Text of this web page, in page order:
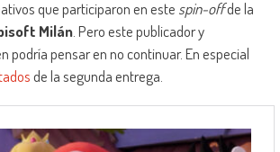
que participaron en este spin-offde la
Milán. Pero este publicador y
podría pensar en no continuar. En especial
de la segunda entrega.